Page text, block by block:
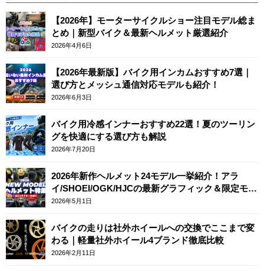
【2026年】モーターサイクルショー注目モデル総ま
とめ｜新型バイク＆最新ヘルメット厳選紹介
2026年4月6日
【2026年最新版】バイク用インカムおすすめ7選｜
選び方とメッシュ通信対応モデルも紹介！
2026年6月3日
バイク用冷感インナーおすすめ22選！夏のツーリン
グを快適にする選び方も解説
2026年7月20日
2026年新作ヘルメット24モデル一挙紹介！アラ
イ/SHOEI/OGK/HJCの最新グラフィック＆限定モデ
ルまとめ
2026年5月1日
バイクの走りは社外ホイールへの交換でここまで変
わる｜軽量社外ホイール4ブランド徹底比較
2026年2月11日